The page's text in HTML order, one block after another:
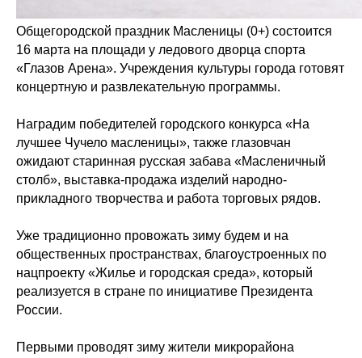
Общегородской праздник Масленицы (0+) состоится
16 марта на площади у ледового дворца спорта
«Глазов Арена». Учреждения культуры города готовят
концертную и развлекательную программы.
Наградим победителей городского конкурса «На
лучшее Чучело масленицы», также глазовчан
ожидают старинная русская забава «Масленичный
столб», выставка-продажа изделий народно-
прикладного творчества и работа торговых рядов.
Уже традиционно провожать зиму будем и на
общественных пространствах, благоустроенных по
нацпроекту «Жилье и городская среда», который
реализуется в стране по инициативе Президента
России.
Первыми проводят зиму жители микрорайона